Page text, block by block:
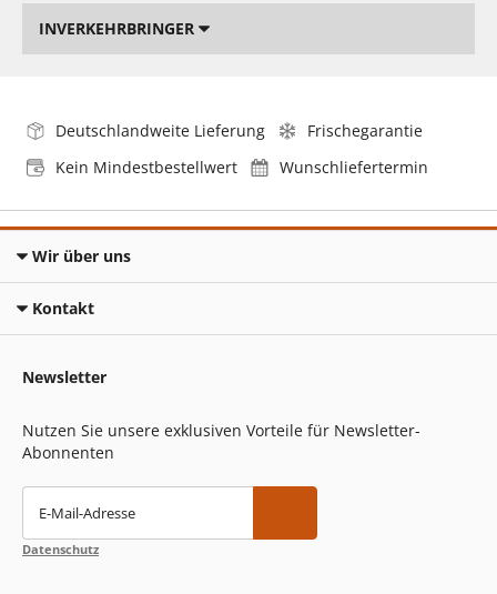
INVERKEHRBRINGER
Deutschlandweite Lieferung
Frischegarantie
Kein Mindestbestellwert
Wunschliefertermin
Wir über uns
Kontakt
Newsletter
Nutzen Sie unsere exklusiven Vorteile für Newsletter-
Abonnenten
E-Mail-Adresse
Datenschutz